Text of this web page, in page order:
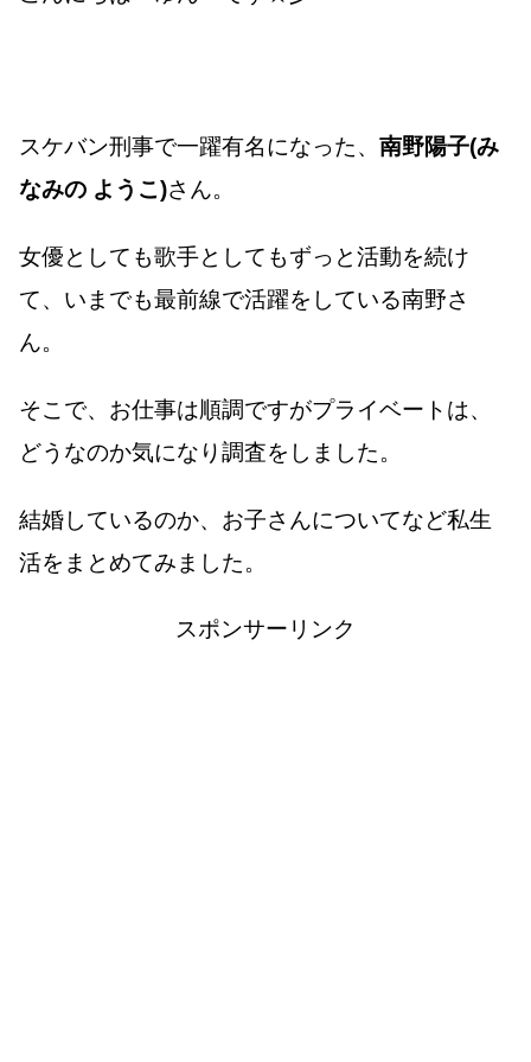
スケバン刑事で一躍有名になった、 南野陽子(み
なみの ようこ)さん。
女優としても歌手としてもずっと活動を続け
て、いまでも最前線で活躍をしている南野さ
ん。
そこで、お仕事は順調ですがプライベートは、
どうなのか気になり調査をしました。
結婚しているのか、お子さんについてなど私生
活をまとめてみました。
スポンサーリンク